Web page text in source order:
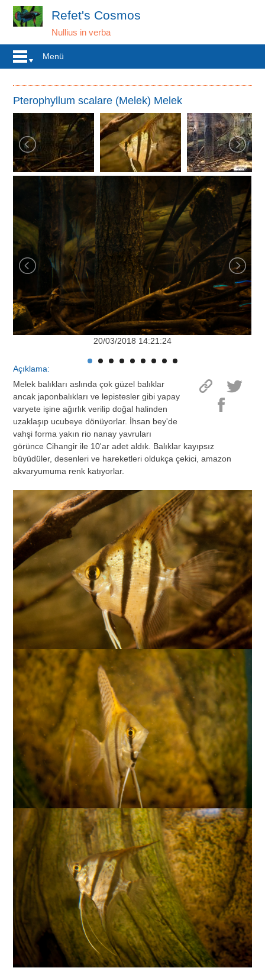
Refet's Cosmos
Nullius in verba
Menü
Pterophyllum scalare (Melek) Melek
20/03/2018 14:21:24
Açıklama:
Melek balıkları aslında çok güzel balıklar
ancak japonbalıkları ve lepistesler gibi yapay
varyete işine ağırlık verilip doğal halinden
uzaklaşıp ucubeye dönüyorlar. İhsan bey'de
vahşi forma yakın rio nanay yavruları
görünce Cihangir ile 10'ar adet aldık. Balıklar kayıpsız
büyüdüler, desenleri ve hareketleri oldukça çekici, amazon
akvaryumuma renk katıyorlar.